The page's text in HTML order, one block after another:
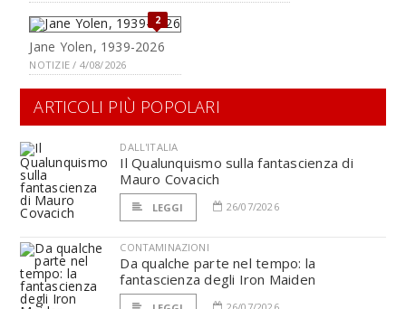
2
Jane Yolen, 1939-2026
NOTIZIE / 4/08/2026
ARTICOLI PIÙ POPOLARI
DALL'ITALIA
Il Qualunquismo sulla fantascienza di
Mauro Covacich
LEGGI 26/07/2026
CONTAMINAZIONI
Da qualche parte nel tempo: la
fantascienza degli Iron Maiden